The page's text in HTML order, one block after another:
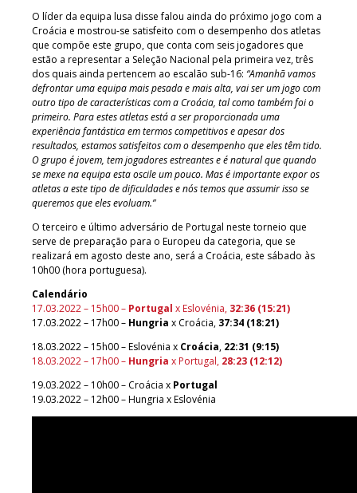
O líder da equipa lusa disse falou ainda do próximo jogo com a
Croácia e mostrou-se satisfeito com o desempenho dos atletas
que compõe este grupo, que conta com seis jogadores que
estão a representar a Seleção Nacional pela primeira vez, três
dos quais ainda pertencem ao escalão sub-16: “Amanhã vamos
defrontar uma equipa mais pesada e mais alta, vai ser um jogo com
outro tipo de características com a Croácia, tal como também foi o
primeiro. Para estes atletas está a ser proporcionada uma
experiência fantástica em termos competitivos e apesar dos
resultados, estamos satisfeitos com o desempenho que eles têm tido.
O grupo é jovem, tem jogadores estreantes e é natural que quando
se mexe na equipa esta oscile um pouco. Mas é importante expor os
atletas a este tipo de dificuldades e nós temos que assumir isso se
queremos que eles evoluam.”
O terceiro e último adversário de Portugal neste torneio que
serve de preparação para o Europeu da categoria, que se
realizará em agosto deste ano, será a Croácia, este sábado às
10h00 (hora portuguesa).
Calendário
17.03.2022 – 15h00 – Portugal x Eslovénia, 32:36 (15:21)
17.03.2022 – 17h00 – Hungria x Croácia, 37:34 (18:21)
18.03.2022 – 15h00 – Eslovénia x Croácia, 22:31 (9:15)
18.03.2022 – 17h00 – Hungria x Portugal, 28:23 (12:12)
19.03.2022 – 10h00 – Croácia x Portugal
19.03.2022 – 12h00 – Hungria x Eslovénia